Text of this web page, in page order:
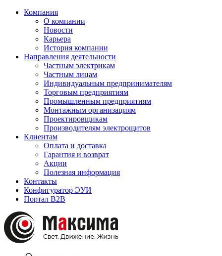
Компания
О компании
Новости
Карьера
История компании
Направления деятельности
Частным электрикам
Частным лицам
Индивидуальным предпринимателям
Торговым предприятиям
Промышленным предприятиям
Монтажным организациям
Проектировщикам
Производителям электрощитов
Клиентам
Оплата и доставка
Гарантия и возврат
Акции
Полезная информация
Контакты
Конфигуратор ЭУИ
Портал B2B